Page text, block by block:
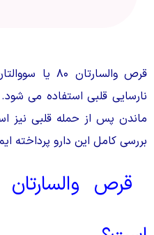
قرص
نارسایی قلبی استفاده می
ماندن پس از حمله قلبی نیز
بررسی کامل این دارو پرداخته